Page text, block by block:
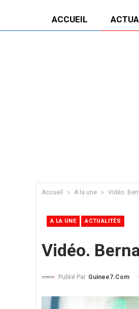
ACCUEIL
Accueil A la une Vidéo.
A LA UNE ACTUALITÉS
Vidéo.
Publié Par Guinee7.com